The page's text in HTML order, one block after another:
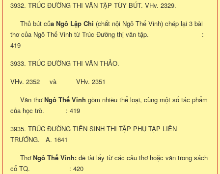
3932. TRÚC ĐƯỜNG THI VĂN TẬP TÙY BÚT. VHv. 2329.
Thủ bút của Ngô Lập Chi (chắt nội Ngô Thế Vinh) chép lại 3 bài
thơ của Ngô Thế Vinh từ Trúc Đường thị văn tập. :
419
3933. TRÚC ĐƯỜNG THI VĂN THẢO.
VHv. 2352 và VHv. 2351
Văn thơNgô Thế Vinh gồm nhiều thể loại, cùng một số tác phẩm
của học trò. : 419
3935. TRÚC ĐƯỜNG TIÊN SINH THI TẬP PHỤ TẠP LIÊN
TRƯỚNG. A. 1641
ThơNgô Thế Vinh: đề tài lấy từ các câu thơ hoặc văn trong sách
cổ TQ. : 420